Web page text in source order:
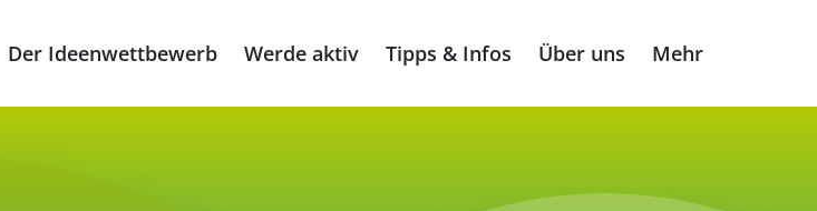
Der Ideenwettbewerb Werde aktiv Tipps & Infos Über uns Mehr